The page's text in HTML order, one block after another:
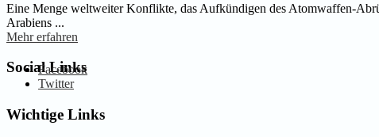
Eine Menge weltweiter Konflikte, das Aufkündigen des Atomwaffen-
Arabiens ...
Mehr erfahren
Social Links
Facebook
Twitter
Wichtige Links